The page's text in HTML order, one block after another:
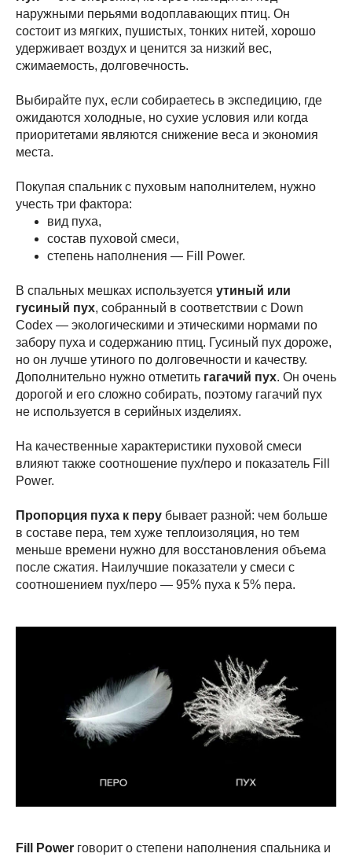
наружными перьями водоплавающих птиц. Он
состоит из мягких, пушистых, тонких нитей, хорошо
удерживает воздух и ценится за низкий вес,
сжимаемость, долговечность.
Выбирайте пух, если собираетесь в экспедицию, где
ожидаются холодные, но сухие условия или когда
приоритетами являются снижение веса и экономия
места.
Покупая спальник с пуховым наполнителем, нужно
учесть три фактора:
вид пуха,
состав пуховой смеси,
степень наполнения — Fill Power.
В спальных мешках используется утиный или
гусиный пух, собранный в соответствии с Down
Codex — экологическими и этическими нормами по
забору пуха и содержанию птиц. Гусиный пух дороже,
но он лучше утиного по долговечности и качеству.
Дополнительно нужно отметить гагачий пух. Он очень
дорогой и его сложно собирать, поэтому гагачий пух
не используется в серийных изделиях.
На качественные характеристики пуховой смеси
влияют также соотношение пух/перо и показатель Fill
Power.
Пропорция пуха к перу бывает разной: чем больше
в составе пера, тем хуже теплоизоляция, но тем
меньше времени нужно для восстановления объема
после сжатия. Наилучшие показатели у смеси с
соотношением пух/перо — 95% пуха к 5% пера.
Fill Power говорит о степени наполнения спальника и